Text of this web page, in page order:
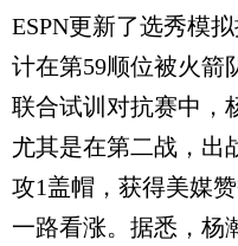
ESPN更新了选秀模
计在第59顺位被火箭
联合试训对抗赛中，
尤其是在第二战，出
攻1盖帽，获得美媒
一路看涨。据悉，杨